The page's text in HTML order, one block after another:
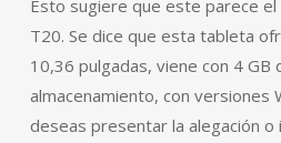
Esto sugiere que este parece
T20. Se dice que esta tableta
10,36 pulgadas, viene con 4 GB
almacenamiento, con versiones
deseas presentar la alegación o